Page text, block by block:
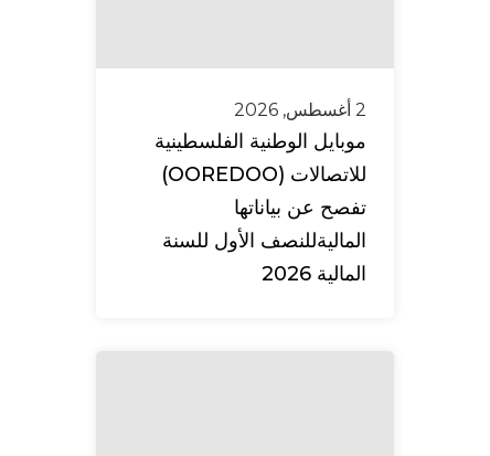
2 أغسطس, 2026
موبايل الوطنية الفلسطينية
للاتصالات (OOREDOO)
تفصح عن بياناتها
الماليةللنصف الأول للسنة
المالية 2026